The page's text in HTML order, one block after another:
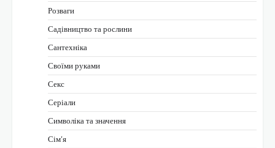
Розваги
Садівництво та рослини
Сантехніка
Своїми руками
Секс
Серіали
Символіка та значення
Сім’я